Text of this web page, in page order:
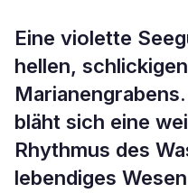
BDW Plus ERDE & UMWELT
Ein buntes
Eine violette
hellen,
bläht sich eine
Rhythmus des
lebendiges